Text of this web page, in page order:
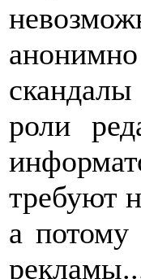
роли
требуют
а